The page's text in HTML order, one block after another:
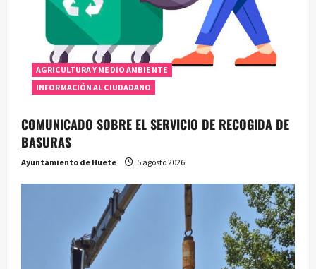
AGRICULTURA Y MEDIO AMBIENTE
INFORMACIÓN AL CIUDADANO
COMUNICADO SOBRE EL SERVICIO DE RECOGIDA DE
BASURAS
Ayuntamiento de Huete 5 agosto 2026